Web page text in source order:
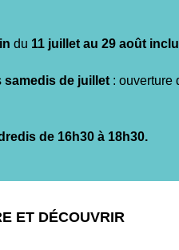
du 11 juillet au 29 août
samedis de juillet : ouverture
de 16h30 à 18h30.
ET DÉCOUVRIR